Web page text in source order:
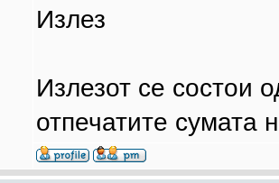
Излез
Излезот се состои
отпечатите сумата